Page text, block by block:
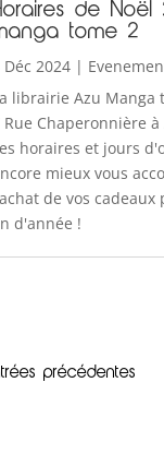
de Noël
tome 2
Déc 2024 |
librairie Azu Manga
Rue Chaperonnière
horaires et jours
mieux vous
de vos cadeaux
d'année !
précédentes